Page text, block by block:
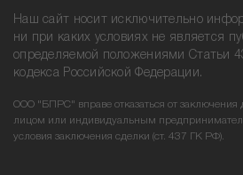
Наш сайт носит исключительно
ни при
каких условиях не является
определяемой положениями Статьи
кодекса Российской Федерации.
ООО "БПРС" вправе отказаться от заключения
лицом или индивидуальным
условия заключения сделки (ст. 437 ГК РФ).